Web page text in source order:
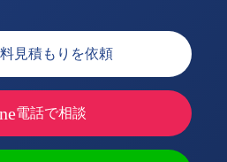
見積もりを依頼
電話で相談